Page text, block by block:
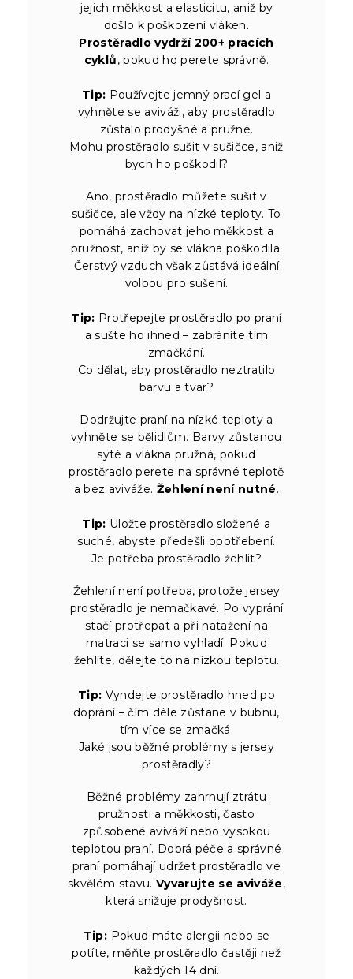
jejich měkkost a elasticitu, aniž by
došlo k poškození vláken.
Prostěradlo vydrží 200+ pracích
cyklů, pokud ho perete správně.
Tip: Používejte jemný prací gel a
vyhněte se aviváži, aby prostěradlo
zůstalo prodyšné a pružné.
Mohu prostěradlo sušit v sušičce, aniž
bych ho poškodil?
Ano, prostěradlo můžete sušit v
sušičce, ale vždy na nízké teploty. To
pomáhá zachovat jeho měkkost a
pružnost, aniž by se vlákna poškodila.
Čerstvý vzduch však zůstává ideální
volbou pro sušení.
Tip: Protřepejte prostěradlo po praní
a sušte ho ihned – zabráníte tím
zmačkání.
Co dělat, aby prostěradlo neztratilo
barvu a tvar?
Dodržujte praní na nízké teploty a
vyhněte se bělidlům. Barvy zůstanou
syté a vlákna pružná, pokud
prostěradlo perete na správné teplotě
a bez aviváže. Žehlení není nutné.
Tip: Uložte prostěradlo složené a
suché, abyste předešli opotřebení.
Je potřeba prostěradlo žehlit?
Žehlení není potřeba, protože jersey
prostěradlo je nemačkavé. Po vyprání
stačí protřepat a při natažení na
matraci se samo vyhladí. Pokud
žehlíte, dělejte to na nízkou teplotu.
Tip: Vyndejte prostěradlo hned po
doprání – čím déle zůstane v bubnu,
tím více se zmačká.
Jaké jsou běžné problémy s jersey
prostěradly?
Běžné problémy zahrnují ztrátu
pružnosti a měkkosti, často
způsobené aviváží nebo vysokou
teplotou praní. Dobrá péče a správné
praní pomáhají udržet prostěradlo ve
skvělém stavu. Vyvarujte se aviváže,
která snižuje prodyšnost.
Tip: Pokud máte alergii nebo se
potíte, měňte prostěradlo častěji než
každých 14 dní.